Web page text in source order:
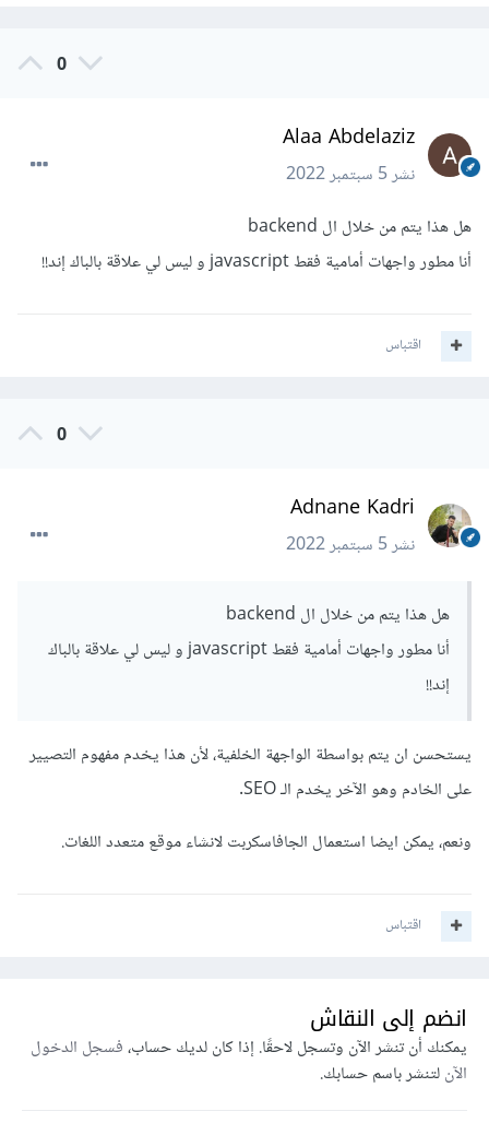
0
Alaa Abdelaziz
نشر5 سبتمبر 2022
هل هذا يتم من خلال ال backend
أنا مطور واجهات أمامية فقط javascript و ليس لي علاقة بالباك إند!!
اقتباس
0
Adnane Kadri
نشر5 سبتمبر 2022
هل هذا يتم من خلال ال backend
أنا مطور واجهات أمامية فقط javascript و ليس لي علاقة بالباك
إند!!
يستحسن ان يتم بواسطة الواجهة الخلفية، لأن هذا يخدم مفهوم التصيير
على الخادم وهو الآخر يخدم الـ SEO.
ونعم، يمكن ايضا استعمال الجافاسكربت لانشاء موقع متعدد اللغات.
اقتباس
انضم إلى النقاش
يمكنك أن تنشر الآن وتسجل لاحقًا. إذا كان لديك حساب،فسجل الدخول
الآنلتنشر باسم حسابك.